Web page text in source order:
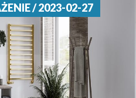
/ 2023-02-27